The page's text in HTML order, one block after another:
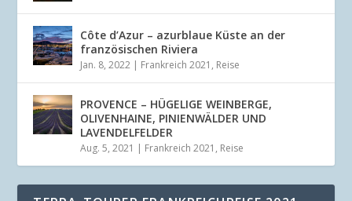
Côte d’Azur – azurblaue Küste an der
französischen Riviera
Jan. 8, 2022 | Frankreich 2021 , Reise
PROVENCE – HÜGELIGE WEINBERGE,
OLIVENHAINE, PINIENWÄLDER UND
LAVENDELFELDER
Aug. 5, 2021 | Frankreich 2021 , Reise